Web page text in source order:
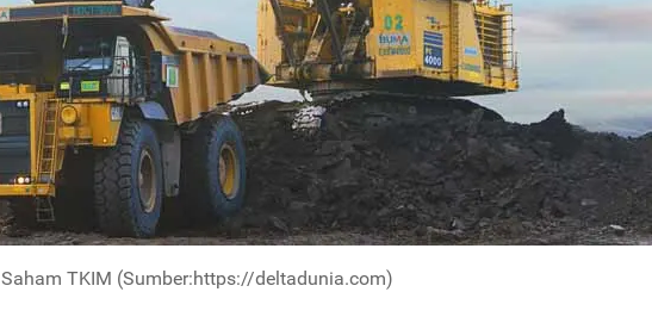
Saham TKIM (Sumber:https://deltadunia.com)